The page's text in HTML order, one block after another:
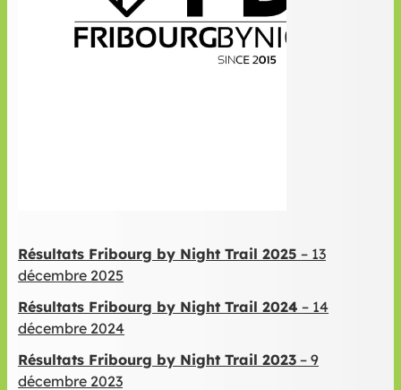
Résultats Fribourg by Night Trail 2025 – 13
décembre 2025
Résultats Fribourg by Night Trail 2024 – 14
décembre 2024
Résultats Fribourg by Night Trail 2023 – 9
décembre 2023